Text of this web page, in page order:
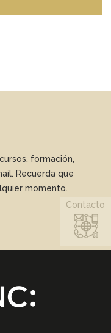
formación,
Recuerda que
momento.
Contacto